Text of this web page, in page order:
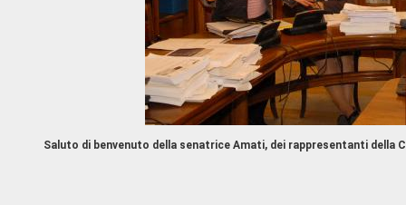
Saluto di benvenuto della senatrice Amati, dei rappresentanti della